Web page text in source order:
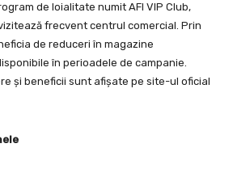
de loialitate numit AFI VIP Club,
frecvent centrul comercial. Prin
de reduceri în magazine
în perioadele de campanie.
și beneficii sunt afișate pe site-ul oficial